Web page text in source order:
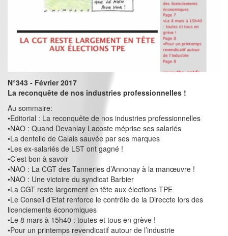
N°343 - Février 2017
La reconquête de nos industries professionnelles !
Au sommaire:
•Editorial : La reconquête de nos industries professionnelles
•NAO : Quand Devanlay Lacoste méprise ses salariés
•La dentelle de Calais sauvée par ses marques
•Les ex-salariés de LST ont gagné !
•C’est bon à savoir
•NAO : La CGT des Tanneries d’Annonay à la manœuvre !
•NAO : Une victoire du syndicat Barbier
•La CGT reste largement en tête aux élections TPE
•Le Conseil d’Etat renforce le contrôle de la Direccte lors des
licenciements économiques
•Le 8 mars à 15h40 : toutes et tous en grève !
•Pour un printemps revendicatif autour de l’industrie